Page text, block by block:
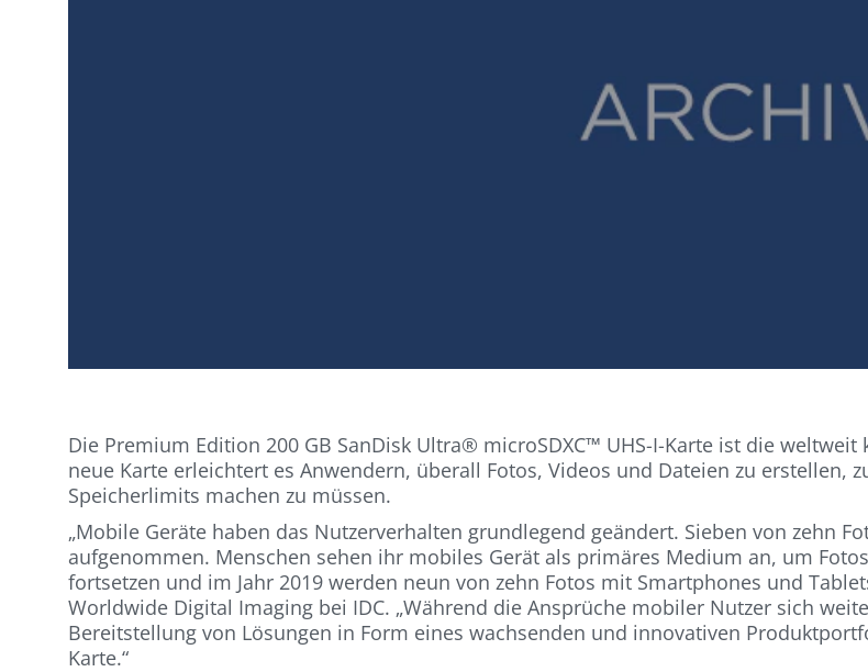
Die Premium Edition 200 GB SanDisk Ultra® microSDXC™ UHS-I-Karte ist die
neue Karte erleichtert es Anwendern, überall Fotos, Videos und Dateien zu erstellen,
Speicherlimits machen zu müssen.
„Mobile Geräte haben das Nutzerverhalten grundlegend geändert. Sieben von zehn
aufgenommen. Menschen sehen ihr mobiles Gerät als primäres Medium an, um
fortsetzen und im Jahr 2019 werden neun von zehn Fotos mit Smartphones und
Worldwide Digital Imaging bei IDC. „Während die Ansprüche mobiler Nutzer sich
Bereitstellung von Lösungen in Form eines wachsenden und innovativen
Karte.“